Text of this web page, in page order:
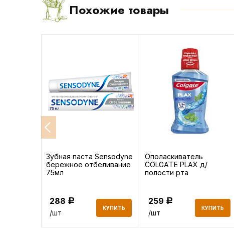
Похожие товары
Зубная паста Sensodyne
бережное отбеливание
75мл
288 Р
/шт
КУПИТЬ
Ополаскиватель
COLGATE PLAX д/
полости рта
259 Р
/шт
КУПИТЬ